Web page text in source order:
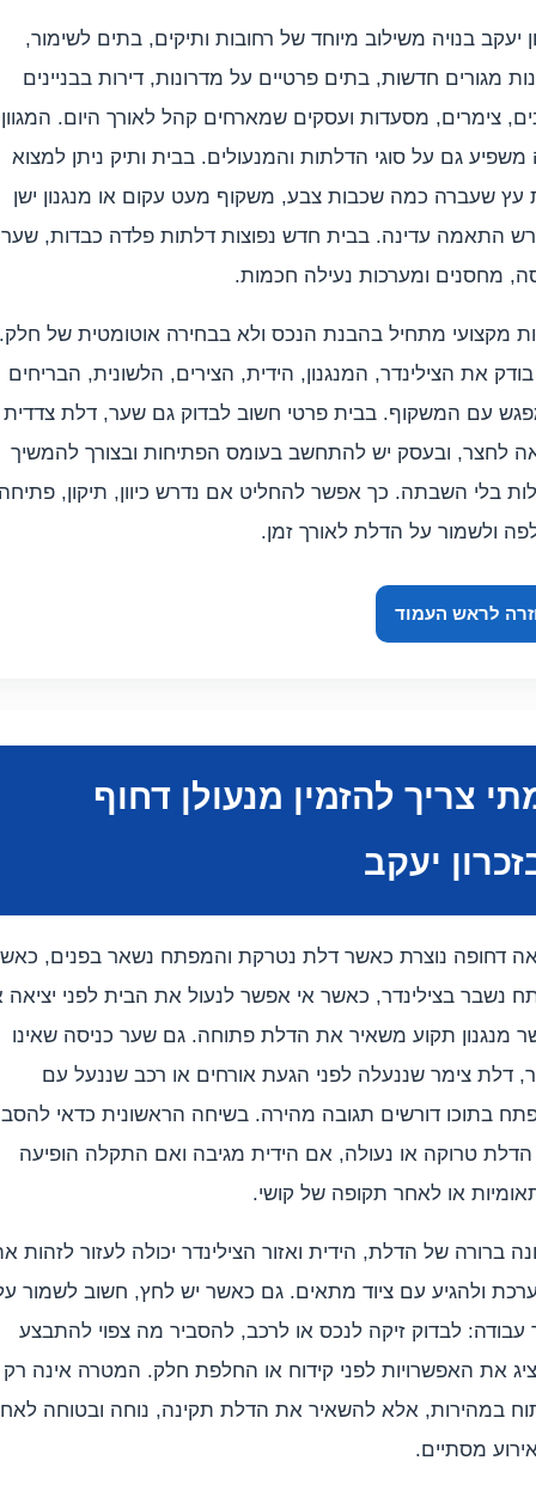
יעקב בנויה משילוב מיוחד של רחובות ותיקים, בתים לשימור,
מגורים חדשות, בתים פרטיים על מדרונות, דירות בבניינים
צימרים, מסעדות ועסקים שמארחים קהל לאורך היום. המגוון
משפיע גם על סוגי הדלתות והמנעולים. בבית ותיק ניתן למצוא
עץ שעברה כמה שכבות צבע, משקוף מעט עקום או מנגנון ישן
התאמה עדינה. בבית חדש נפוצות דלתות פלדה כבדות,
מחסנים ומערכות נעילה חכמות.
מקצועי מתחיל בהבנת הנכס ולא בבחירה אוטומטית של
בודק את הצילינדר, המנגנון, הידית, הצירים, הלשונית, הבריחים
עם המשקוף. בבית פרטי חשוב לבדוק גם שער, דלת צדדית
לחצר, ובעסק יש להתחשב בעומס הפתיחות ובצורך להמשיך
בלי השבתה. כך אפשר להחליט אם נדרש כיוון, תיקון,
ולשמור על הדלת לאורך זמן.
לראש העמוד
צריך להזמין מנעולן דחוף
יעקב
דחופה נוצרת כאשר דלת נטרקת והמפתח נשאר בפנים,
נשבר בצילינדר, כאשר אי אפשר לנעול את הבית לפני יציאה
מנגנון תקוע משאיר את הדלת פתוחה. גם שער כניסה שאינו
דלת צימר שננעלה לפני הגעת אורחים או רכב שננעל עם
בתוכו דורשים תגובה מהירה. בשיחה הראשונית כדאי
טרוקה או נעולה, אם הידית מגיבה ואם התקלה הופיעה
או לאחר תקופה של קושי.
ברורה של הדלת, הידית ואזור הצילינדר יכולה לעזור לזהות
ולהגיע עם ציוד מתאים. גם כאשר יש לחץ, חשוב לשמור
עבודה: לבדוק זיקה לנכס או לרכב, להסביר מה צפוי להתבצע
את האפשרויות לפני קידוח או החלפת חלק. המטרה אינה רק
במהירות, אלא להשאיר את הדלת תקינה, נוחה ובטוחה
מסתיים.